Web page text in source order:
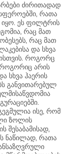
ძირითადად
რათა
ეს ფილტრის
რაც მათ
რაც მათ
და სხვა
როგორც
როგორიც არის
სხვა ჰაერის
განვითარებულ
ისე, რომ
ზოლის
შესაბამისად,
ნაწილად, რათა